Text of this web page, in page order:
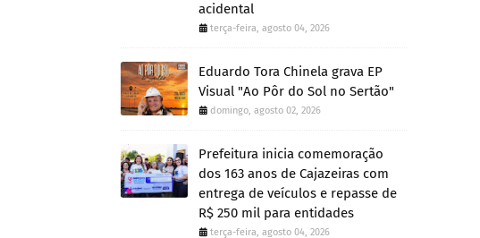
acidental
terça-feira, agosto 04, 2026
Eduardo Tora Chinela grava EP
Visual "Ao Pôr do Sol no Sertão"
domingo, agosto 02, 2026
Prefeitura inicia comemoração
dos 163 anos de Cajazeiras com
entrega de veículos e repasse de
R$ 250 mil para entidades
terça-feira, agosto 04, 2026